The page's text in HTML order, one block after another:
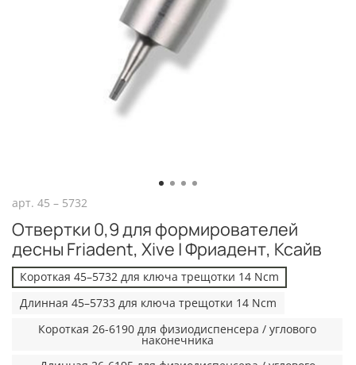
арт. 45 – 5732
Отвертки 0,9 для формирователей
десны Friadent, Xive | Фриадент, Ксайв
Короткая 45–5732 для ключа трещотки 14 Ncm
Длинная 45–5733 для ключа трещотки 14 Ncm
Короткая 26-6190 для физиодиспенсера / углового
наконечника